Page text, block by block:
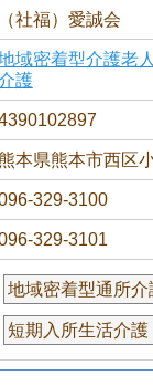
（社福）愛誠会
域密着型介護老
護
本県熊本市西区
329-3100
329-3101
地域密着型通所介
短期入所生活介護